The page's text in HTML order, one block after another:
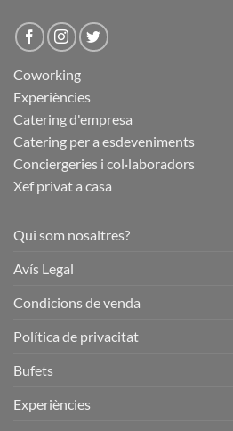
Coworking
Experiències
Catering d'empresa
Catering per a esdeveniments
Conciergeries i col·laboradors
Xef privat a casa
Qui som nosaltres?
Avís Legal
Condicions de venda
Política de privacitat
Bufets
Experiències